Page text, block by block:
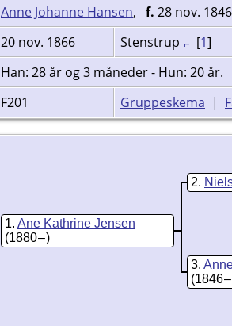
Anne Johanne Hansen, f. 28 nov.
20 nov. 1866 Stenstrup [1]
Han: 28 år og 3 måneder - Hun: 20 år.
F201 Gruppeskema |
1 Ane Kathrine Jensen
(1880 – )
2
3
(1846